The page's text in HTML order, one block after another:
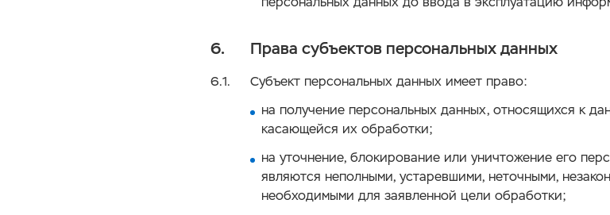
Права субъектов персональных данных
Субъект персональных данных имеет право:
на получение персональных данных, относящихся к
касающейся их обработки;
на уточнение, блокирование или уничтожение его
являются неполными, устаревшими, неточными,
необходимыми для заявленной цели обработки;